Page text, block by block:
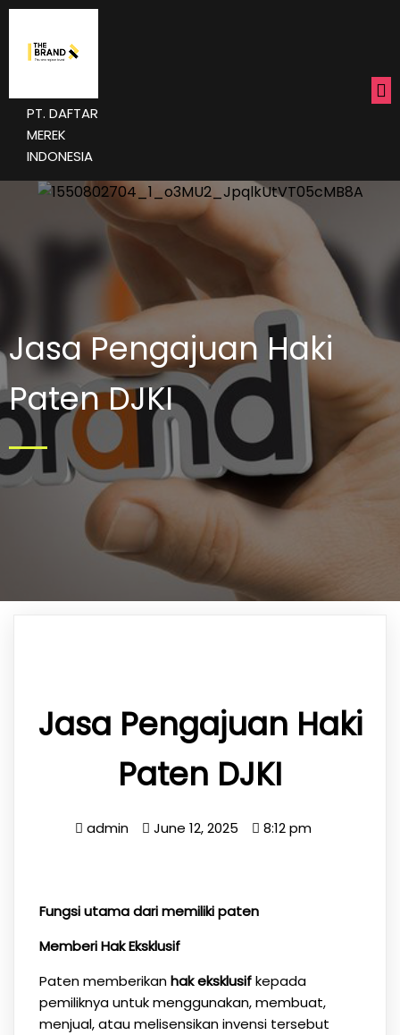
PT. DAFTAR
MEREK
INDONESIA
Jasa Pengajuan Haki
Paten DJKI
Jasa Pengajuan Haki
Paten DJKI
admin June 12, 2025 8:12 pm
Fungsi utama dari memiliki paten
Memberi Hak Eksklusif
Paten memberikanhak eksklusifkepada
pemiliknya untuk menggunakan, membuat,
menjual, atau melisensikan invensi tersebut